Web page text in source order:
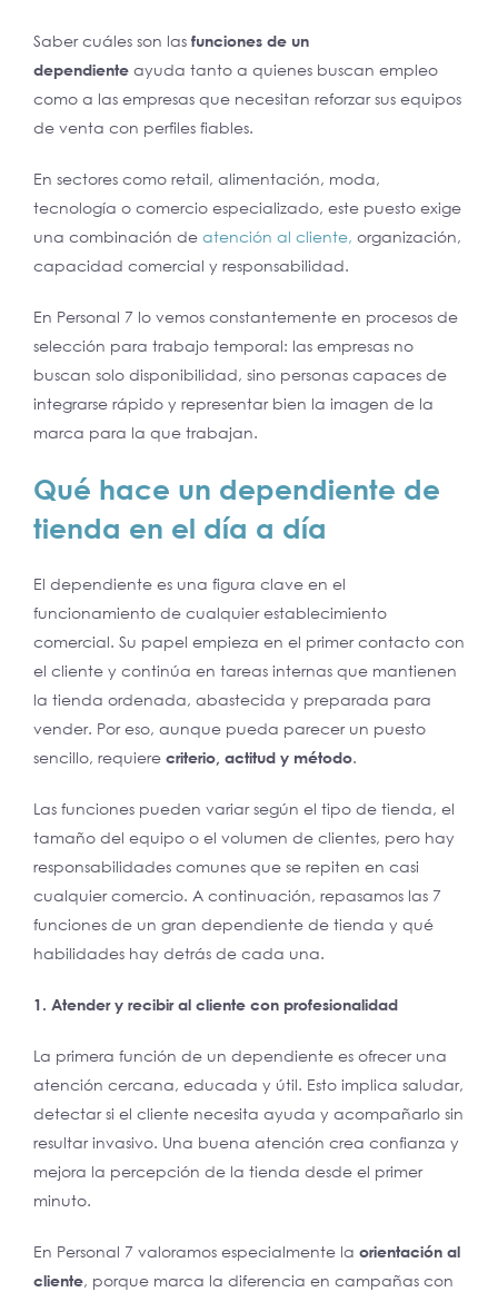
Saber cuáles son las funciones de un
dependiente ayuda tanto a quienes buscan empleo
como a las empresas que necesitan reforzar sus equipos
de venta con perfiles fiables.
En sectores como retail, alimentación, moda,
tecnología o comercio especializado, este puesto exige
una combinación de atención al cliente, organización,
capacidad comercial y responsabilidad.
En Personal 7 lo vemos constantemente en procesos de
selección para trabajo temporal: las empresas no
buscan solo disponibilidad, sino personas capaces de
integrarse rápido y representar bien la imagen de la
marca para la que trabajan.
Qué hace un dependiente de
tienda en el día a día
El dependiente es una figura clave en el
funcionamiento de cualquier establecimiento
comercial. Su papel empieza en el primer contacto con
el cliente y continúa en tareas internas que mantienen
la tienda ordenada, abastecida y preparada para
vender. Por eso, aunque pueda parecer un puesto
sencillo, requiere criterio, actitud y método.
Las funciones pueden variar según el tipo de tienda, el
tamaño del equipo o el volumen de clientes, pero hay
responsabilidades comunes que se repiten en casi
cualquier comercio. A continuación, repasamos las 7
funciones de un gran dependiente de tienda y qué
habilidades hay detrás de cada una.
1. Atender y recibir al cliente con profesionalidad
La primera función de un dependiente es ofrecer una
atención cercana, educada y útil. Esto implica saludar,
detectar si el cliente necesita ayuda y acompañarlo sin
resultar invasivo. Una buena atención crea confianza y
mejora la percepción de la tienda desde el primer
minuto.
En Personal 7 valoramos especialmente la orientación al
cliente, porque marca la diferencia en campañas con